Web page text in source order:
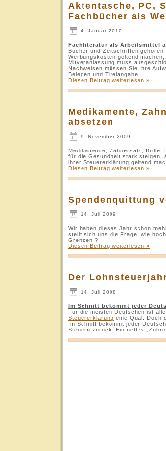
Aktentasche, PC,
Fachbücher als
4. Januar 2010
Fachliteratur als Arbeitsmittel
Bücher und Zeitschriften
Werbungskosten geltend
Mitveranlassung muss
Nachweisen müssen Sie Ihre
Belegen und Titelangabe.
Diesen Beitrag weiterlesen »
Medikamente,
absetzen
9. November 2009
Medikamente, Zahnersatz, Brille,
für die Gesundheit stark steigen.
ihrer Steuererklärung geltend
Diesen Beitrag weiterlesen »
Spendenquittung
14. Juli 2009
Wir haben dieses Jahr schon
stellt sich uns die Frage, wie
Grenzen ?
Diesen Beitrag weiterlesen »
Der
14. Juli 2008
Im Schnitt bekommt jeder
Für die meisten Deutschen ist
Steuererklärung eine Qual. Doch
Im Schnitt bekommt jeder
Steuern zurück. Ein nettes